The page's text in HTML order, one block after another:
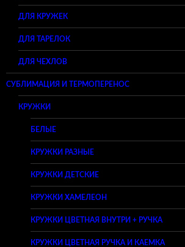
ДЛЯ КРУЖЕК
ДЛЯ ТАРЕЛОК
ДЛЯ ЧЕХЛОВ
СУБЛИМАЦИЯ И ТЕРМОПЕРЕНОС
КРУЖКИ
БЕЛЫЕ
КРУЖКИ РАЗНЫЕ
КРУЖКИ ДЕТСКИЕ
КРУЖКИ ХАМЕЛЕОН
КРУЖКИ ЦВЕТНАЯ ВНУТРИ + РУЧКА
КРУЖКИ ЦВЕТНАЯ РУЧКА И КАЕМКА